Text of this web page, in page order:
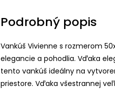
Podrobný popis
Vankúš Vivienne s rozmerom
elegancie a pohodlia. Vďaka
tento vankúš ideálny na
priestore. Vďaka všestrannej